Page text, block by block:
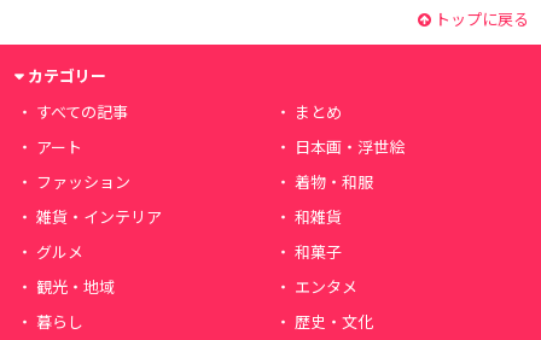
トップに戻る
カテゴリー
すべての記事
まとめ
アート
日本画・浮世絵
ファッション
着物・和服
雑貨・インテリア
和雑貨
グルメ
和菓子
観光・地域
エンタメ
暮らし
歴史・文化